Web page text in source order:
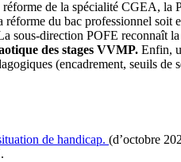
de la spécialité CGEA, la
du bac professionnel soit
sous-direction POFE reconnaît
des stages VVMP. Enfin,
(encadrement, seuils
de handicap. (d’octobre